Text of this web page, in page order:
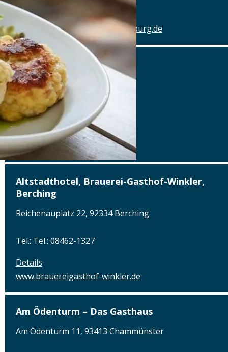
Details
www.hotel-schlachthof-regensburg.de
Alter Wirt
Marktplatz 1, 82031 Grünwald
Tel.: Tel.: 089-6419340
Details
www.alterwirt.de
Altstadthotel, Brauerei-Gasthof-Winkler,
Berching
Reichenauplatz 22, 92334 Berching
Tel.: Tel.: 08462-1327
Details
www.brauereigasthof-winkler.de
Am Ödenturm – Das Gasthaus
Am Ödenturm 11, 93413 Chammünster